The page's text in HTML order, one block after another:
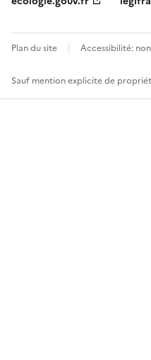
Plan du site Accessibilité:
Sauf mention explicite de